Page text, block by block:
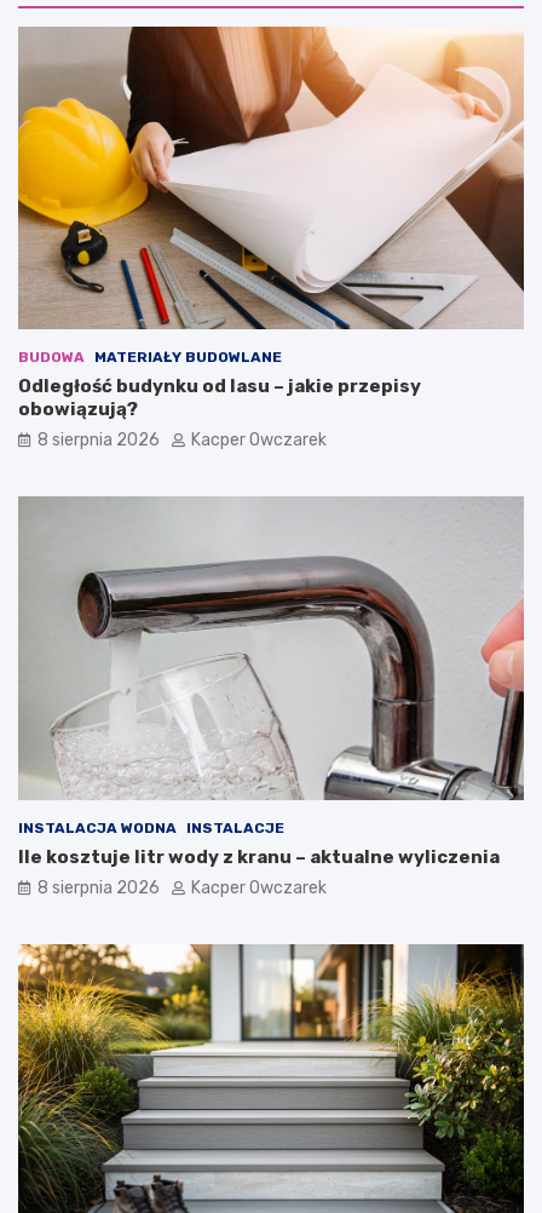
BUDOWA MATERIAŁY BUDOWLANE
Odległość budynku od lasu – jakie przepisy
obowiązują?
8 sierpnia 2026 Kacper Owczarek
INSTALACJA WODNA INSTALACJE
Ile kosztuje litr wody z kranu – aktualne wyliczenia
8 sierpnia 2026 Kacper Owczarek